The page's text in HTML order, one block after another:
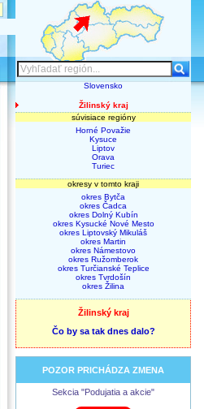
Slovensko
Žilinský kraj
súvisiace regióny
Horné Považie
Kysuce
Liptov
Orava
Turiec
okresy v tomto kraji
okres Bytča
okres Čadca
okres Dolný Kubín
okres Kysucké Nové Mesto
okres Liptovský Mikuláš
okres Martin
okres Námestovo
okres Ružomberok
okres Turčianské Teplice
okres Tvrdošín
okres Žilina
Žilinský kraj
Čo by sa tak dnes dalo?
POZOR PRICHÁDZA ZMENA
Sekcia "Podujatia a akcie"